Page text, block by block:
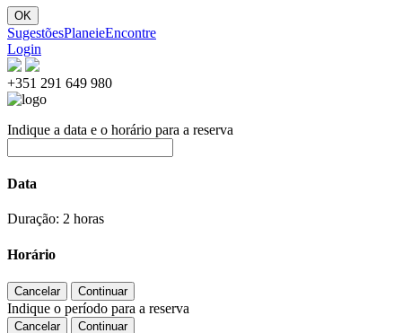
SugestõesPlaneieEncontre
Login
+351 291 649 980
Indique a data e o horário para a reserva
Data
Duração: 2 horas
Horário
Indique o período para a reserva